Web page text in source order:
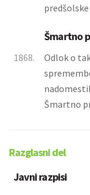
Šmartno
1868.
Odlok o
Šmartno
Razglasni del
Javni razpisi